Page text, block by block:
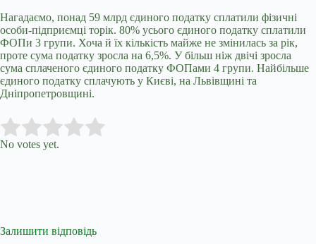
Нагадаємо, понад 59 млрд єдиного податку сплатили фізичні
особи-підприємці торік. 80% усього єдиного податку сплатили
ФОПи 3 групи. Хоча й їх кількість майже не змінилась за рік,
проте сума податку зросла на 6,5%. У більш ніж двічі зросла
сума сплаченого єдиного податку ФОПами 4 групи. Найбільше
єдиного податку сплачують у Києві, на Львівщині та
Дніпропетровщині.
Rate this item:
No votes yet.
Залишити відповідь